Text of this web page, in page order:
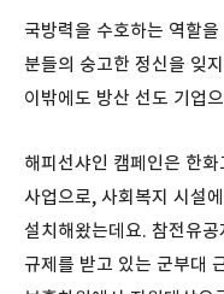
국방력을 수호하는 역할
분들의 숭고한 정신을 잊
이밖에도 방산 선도 기업
해피선샤인 캠페인은 한
사업으로, 사회복지 시설
설치해왔는데요. 참전유
규제를 받고 있는 군부대